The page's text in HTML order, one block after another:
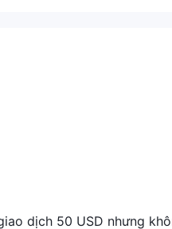
dịch 50 USD nhưng